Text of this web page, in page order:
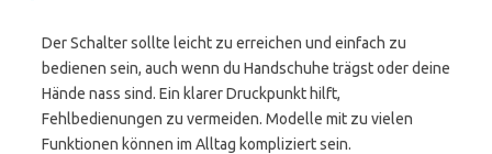
Der Schalter sollte leicht zu erreichen und einfach zu
bedienen sein, auch wenn du Handschuhe trägst oder deine
Hände nass sind. Ein klarer Druckpunkt hilft,
Fehlbedienungen zu vermeiden. Modelle mit zu vielen
Funktionen können im Alltag kompliziert sein.